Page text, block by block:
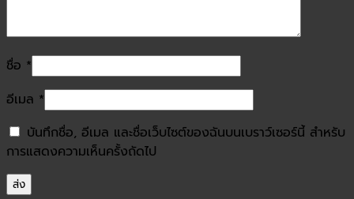
ชื่อ *
อีเมล *
บันทึกชื่อ, อีเมล และชื่อเว็บไซต์ของฉันบนเบราว์เซอร์นี้ สำหรับ
การแสดงความเห็นครั้งถัดไป